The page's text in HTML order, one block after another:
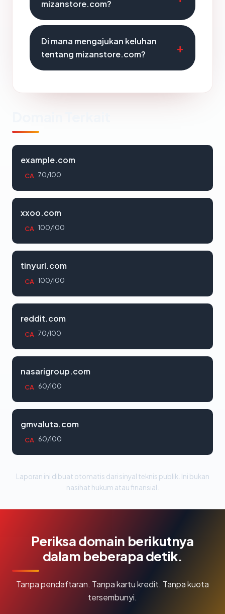
mizanstore.com?
Di mana mengajukan keluhan
tentang mizanstore.com?
example.com
CA 70/100
xxoo.com
CA 100/100
tinyurl.com
CA 100/100
reddit.com
CA 70/100
nasarigroup.com
CA 60/100
gmvaluta.com
CA 60/100
Laporan ini dibuat otomatis dari sinyal teknis publik. Ini bukan
nasihat hukum atau finansial.
Periksa domain berikutnya
dalam beberapa detik.
Tanpa pendaftaran. Tanpa kartu kredit. Tanpa kuota
tersembunyi.